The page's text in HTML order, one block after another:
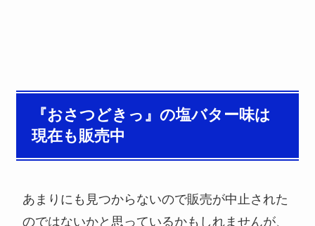
『おさつどきっ』の塩バター味は
現在も販売中
あまりにも見つからないので販売が中止された
のではないかと思っているかもしれませんが、